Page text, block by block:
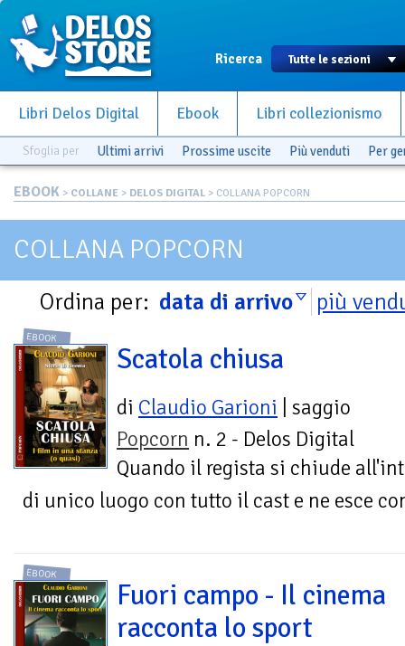
Ricerca
Libri Delos Digital Ebook Libri collezionismo
Sfoglia per Ultimi arrivi Prossime uscite Più venduti Per
EBOOK > COLLANE > DELOS DIGITAL > COLLANA POPCORN
COLLANA POPCORN
Ordina per: data di arrivo più
EBOOK
Scatola chiusa
di Claudio Garioni | saggio
Popcorn n. 2 - Delos Digital
Quando il regista si chiude
di unico luogo con tutto il cast e ne esce
EBOOK
Fuori campo - Il cinema
racconta lo sport